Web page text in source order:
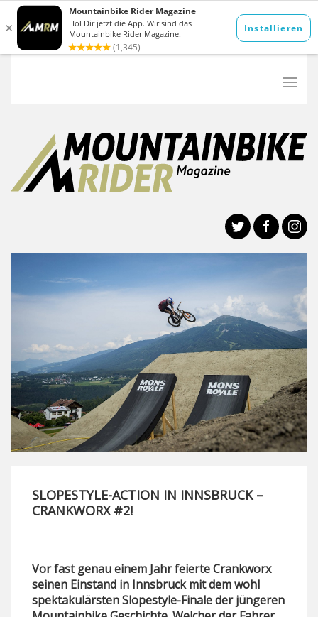
SLOPESTYLE-ACTION IN INNSBRUCK –
CRANKWORX #2!
Vor fast genau einem Jahr feierte Crankworx
seinen Einstand in Innsbruck mit dem wohl
spektakulärsten Slopestyle-Finale der jüngeren